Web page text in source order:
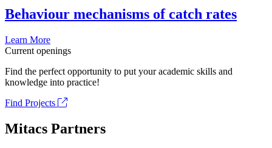
Behaviour mechanisms of catch rates
Learn More
Current openings
Find the perfect opportunity to put your academic skills and
knowledge into practice!
Find Projects
Mitacs Partners